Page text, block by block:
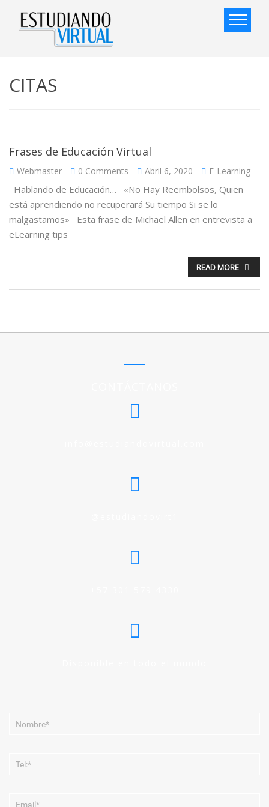
CITAS
Frases de Educación Virtual
Webmaster 0 Comments Abril 6, 2020 E-Learning
Hablando de Educación… «No Hay Reembolsos, Quien
está aprendiendo no recuperará Su tiempo Si se lo
malgastamos» Esta frase de Michael Allen en entrevista a
eLearning tips
READ MORE